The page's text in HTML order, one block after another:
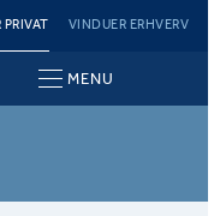
PRIVAT VINDUER ERHVERV
MENU